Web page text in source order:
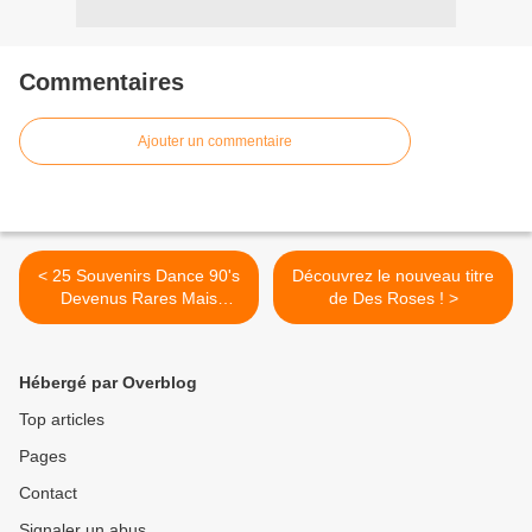
Commentaires
Ajouter un commentaire
< 25 Souvenirs Dance 90's
Devenus Rares Mais
Toujours Aussi Bons !
Découvrez le nouveau titre
de Des Roses ! >
Hébergé par Overblog
Top articles
Pages
Contact